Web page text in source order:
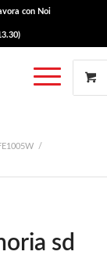
con Noi
/
sd